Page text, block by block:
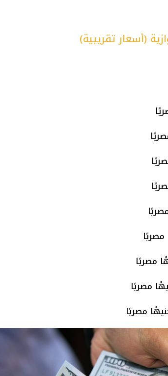
(أسعار تقريبية)